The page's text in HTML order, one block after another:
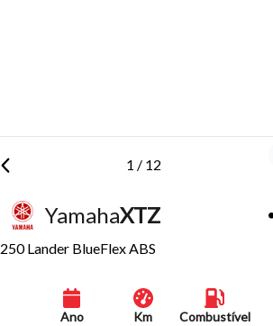
Para
1 / 12
YamahaXTZ
250 Lander BlueFlex ABS
Ano Km Combustível